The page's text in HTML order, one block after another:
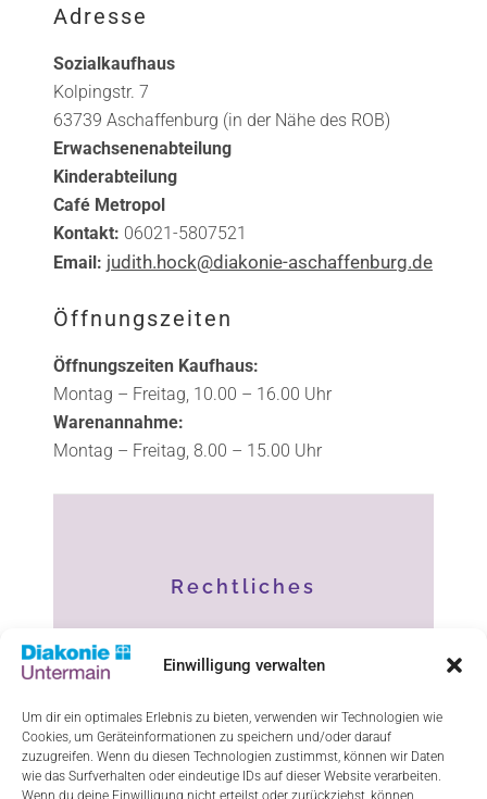
Einwilligung verwalten
Um dir ein optimales Erlebnis zu bieten, verwenden wir Technologien wie
Cookies, um Geräteinformationen zu speichern und/oder darauf
zuzugreifen. Wenn du diesen Technologien zustimmst, können wir Daten
wie das Surfverhalten oder eindeutige IDs auf dieser Website verarbeiten.
Wenn du deine Einwilligung nicht erteilst oder zurückziehst, können
Adresse
Sozialkaufhaus
Kolpingstr. 7
63739 Aschaffenburg (in der Nähe des ROB)
Erwachsenenabteilung
Kinderabteilung
Café Metropol
Kontakt: 06021-5807521
Email: judith.hock@diakonie-aschaffenburg.de
Öffnungszeiten
Öffnungszeiten Kaufhaus:
Montag – Freitag, 10.00 – 16.00 Uhr
Warenannahme:
Montag – Freitag, 8.00 – 15.00 Uhr
Rechtliches
Haftungsausschluss
Cookie-Richtlinie (EU)